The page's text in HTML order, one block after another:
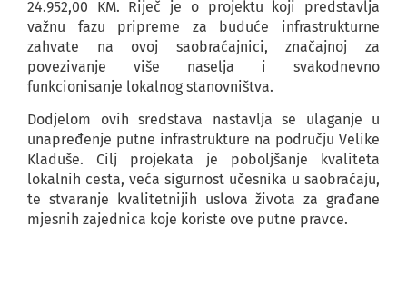
24.952,00 KM. Riječ je o projektu koji predstavlja
važnu fazu pripreme za buduće infrastrukturne
zahvate na ovoj saobraćajnici, značajnoj za
povezivanje više naselja i svakodnevno
funkcionisanje lokalnog stanovništva.
Dodjelom ovih sredstava nastavlja se ulaganje u
unapređenje putne infrastrukture na području Velike
Kladuše. Cilj projekata je poboljšanje kvaliteta
lokalnih cesta, veća sigurnost učesnika u saobraćaju,
te stvaranje kvalitetnijih uslova života za građane
mjesnih zajednica koje koriste ove putne pravce.